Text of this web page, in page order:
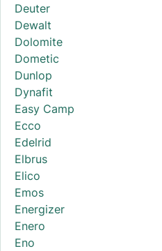
Deuter
Dewalt
Dolomite
Dometic
Dunlop
Dynafit
Easy Camp
Ecco
Edelrid
Elbrus
Elico
Emos
Energizer
Enero
Eno